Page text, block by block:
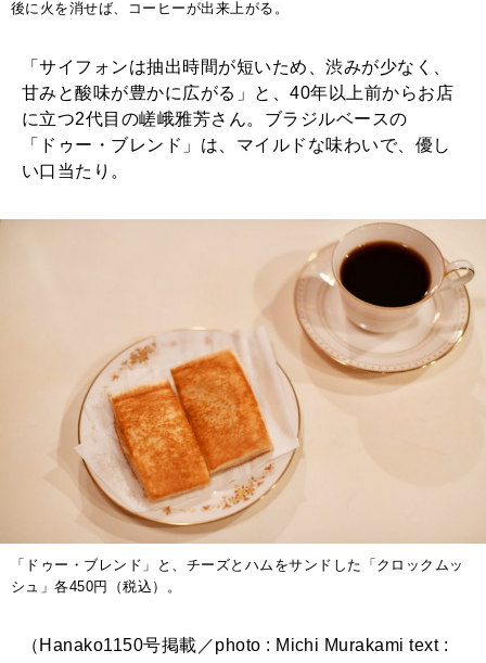
後に火を消せば、コーヒーが出来上がる。
「サイフォンは抽出時間が短いため、渋みが少なく、
甘みと酸味が豊かに広がる」と、40年以上前からお店
に立つ2代目の嵯峨雅芳さん。ブラジルベースの
「ドゥー・ブレンド」は、マイルドな味わいで、優し
い口当たり。
「ドゥー・ブレンド」と、チーズとハムをサンドした「クロックムッ
シュ」各450円（税込）。
（Hanako1150号掲載／photo : Michi Murakami text :